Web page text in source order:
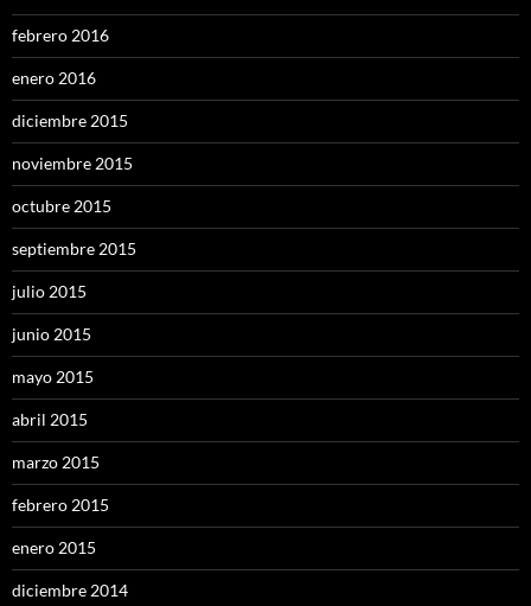
febrero 2016
enero 2016
diciembre 2015
noviembre 2015
octubre 2015
septiembre 2015
julio 2015
junio 2015
mayo 2015
abril 2015
marzo 2015
febrero 2015
enero 2015
diciembre 2014